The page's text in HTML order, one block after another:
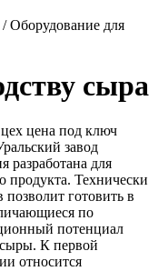
/Оборудование для
сыра
цена под ключ
завод
разработана для
продукта. Технически
позволит готовить в
по
потенциал
сыры. К первой
относится